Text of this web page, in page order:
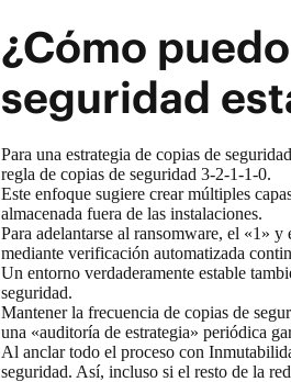
¿Cómo
seguridad
Para una estrategia de copias de
regla de copias de seguridad 3-2-1-1-0.
Este enfoque sugiere crear múltiples
almacenada fuera de las instalaciones.
Para adelantarse al ransomware, el «1»
mediante verificación automatizada
Un entorno verdaderamente estable
seguridad.
Mantener la frecuencia de copias de
una «auditoría de estrategia» periódica
Al anclar todo el proceso con
seguridad. Así, incluso si el resto de la